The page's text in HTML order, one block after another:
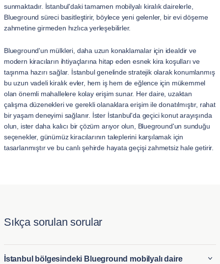
sunmaktadır. İstanbul'daki tamamen mobilyalı kiralık dairelerle,
Blueground süreci basitleştirir, böylece yeni gelenler, bir evi döşeme
zahmetine girmeden hızlıca yerleşebilirler.
Blueground'un mülkleri, daha uzun konaklamalar için idealdir ve
modern kiracıların ihtiyaçlarına hitap eden esnek kira koşulları ve
taşınma hazırı sağlar. İstanbul genelinde stratejik olarak konumlanmış
bu uzun vadeli kiralık evler, hem iş hem de eğlence için mükemmel
olan önemli mahallelere kolay erişim sunar. Her daire, uzaktan
çalışma düzenekleri ve gerekli olanaklara erişim ile donatılmıştır, rahat
bir yaşam deneyimi sağlanır. İster İstanbul'da geçici konut arayışında
olun, ister daha kalıcı bir çözüm arıyor olun, Blueground'un sunduğu
seçenekler, günümüz kiracılarının taleplerini karşılamak için
tasarlanmıştır ve bu canlı şehirde hayata geçişi zahmetsiz hale getirir.
Sıkça sorulan sorular
İstanbul bölgesindeki Blueground mobilyalı daire